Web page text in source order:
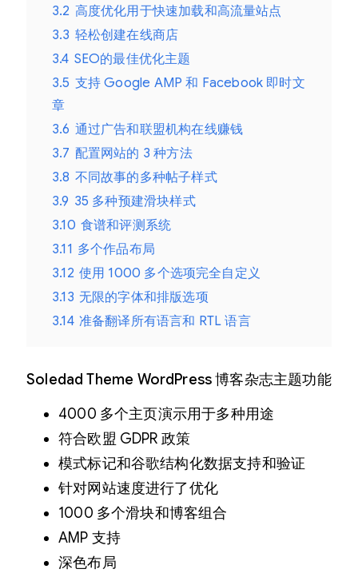
3.2 高度优化用于快速加载和高流量站点
3.3 轻松创建在线商店
3.4 SEO的最佳优化主题
3.5 支持 Google AMP 和 Facebook 即时文
章
3.6 通过广告和联盟机构在线赚钱
3.7 配置网站的 3 种方法
3.8 不同故事的多种帖子样式
3.9 35 多种预建滑块样式
3.10 食谱和评测系统
3.11 多个作品布局
3.12 使用 1000 多个选项完全自定义
3.13 无限的字体和排版选项
3.14 准备翻译所有语言和 RTL 语言
Soledad Theme WordPress 博客杂志主题功能
4000 多个主页演示用于多种用途
符合欧盟 GDPR 政策
模式标记和谷歌结构化数据支持和验证
针对网站速度进行了优化
1000 多个滑块和博客组合
AMP 支持
深色布局